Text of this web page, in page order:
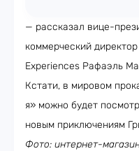
— рассказал вице-
коммерческий
Experiences Рафаэль
Кстати, в мировом
я» можно будет
новым приключениям
Фото: интернет-